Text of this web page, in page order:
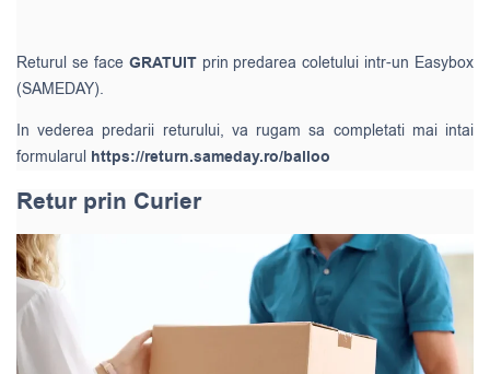
Returul se face GRATUIT prin predarea coletului intr-un Easybox
(SAMEDAY).
In vederea predarii returului, va rugam sa completati mai intai
formularul https://return.sameday.ro/balloo
Retur prin Curier